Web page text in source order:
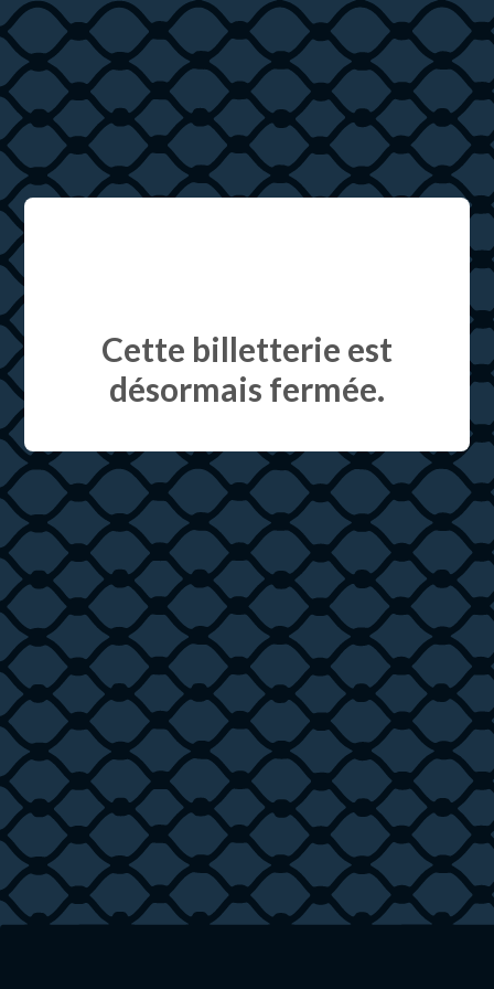
Cette billetterie est
désormais fermée.